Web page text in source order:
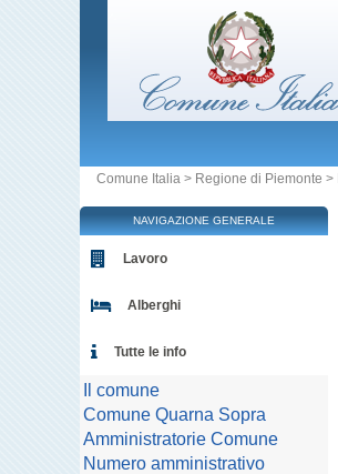
Comune Italia > Regione di Piemonte >
NAVIGAZIONE GENERALE
Lavoro
Alberghi
Tutte le info
Il comune
Comune Quarna Sopra
Amministratorie Comune
Numero amministrativo